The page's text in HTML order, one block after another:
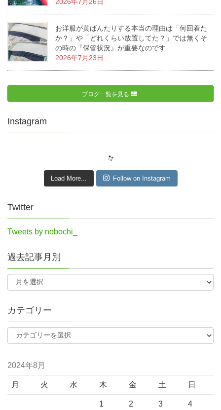
2026年7月26日
お洋服が黄ばんたりする本当の理由は「何回着た
か？」や「どれくらい放置してた？」では無くそ
の時の『保管状況』が重要なのです
2026年7月23日
ブログ一覧を見る
Instagram
Load More... Follow on Instagram
Twitter
Tweets by nobochi_
過去記事月別
カテゴリー
2024年8月
月 火 水 木 金 土 日
1 2 3 4